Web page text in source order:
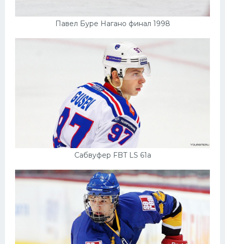
Павел Буре Нагано финал 1998
Сабвуфер FBT LS 61a